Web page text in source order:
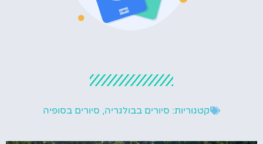
קטגוריות: סיורים בבולגריה, סיורים בסופיה